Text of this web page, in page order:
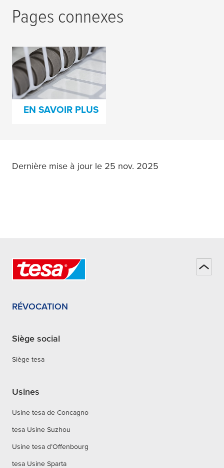
Pages connexes
La technologie des
rubans pour les
transformations
EN SAVOIR PLUS
Dernière mise à jour le 25 nov. 2025
RÉVOCATION
Siège social
Siège tesa
Usines
Usine tesa de Concagno
tesa Usine Suzhou
Usine tesa d’Offenbourg
tesa Usine Sparta